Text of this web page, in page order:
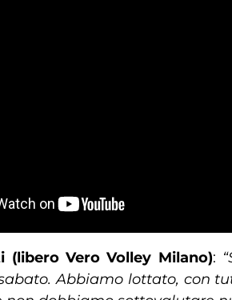
(libero Vero Volley Milano):
Abbiamo lottato, con